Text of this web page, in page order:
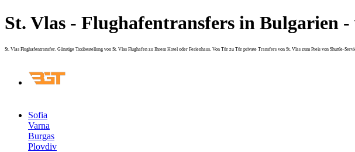
St. Vlas - Flughafentransfers in Bulgarien
St. Vlas Flughafentransfer. Günstige Taxibestellung von St. Vlas Flughafen zu Ihrem Hotel oder Ferienhaus. Von Tür zu Tür private Transfers von St. Vlas zum Preis von Shuttle-
Sofia
Varna
Burgas
Plovdiv